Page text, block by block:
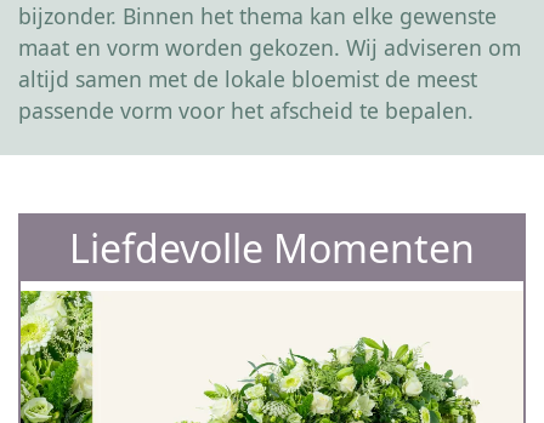
bijzonder. Binnen het thema kan elke gewenste
maat en vorm worden gekozen. Wij adviseren om
altijd samen met de lokale bloemist de meest
passende vorm voor het afscheid te bepalen.
Liefdevolle Momenten